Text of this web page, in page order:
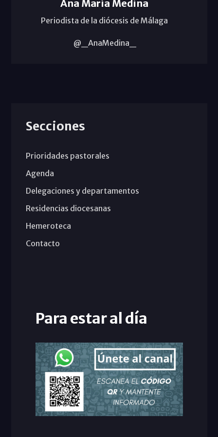
Ana María Medina
Periodista de la diócesis de Málaga
@_AnaMedina_
Secciones
Prioridades pastorales
Agenda
Delegaciones y departamentos
Residencias diocesanas
Hemeroteca
Contacto
Para estar al día